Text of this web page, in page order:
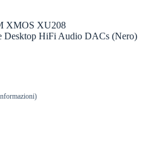
XMOS XU208
HiFi Audio DACs (Nero)
)